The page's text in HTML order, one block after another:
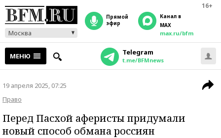
16+
Москва
прямой
эфир
Канал в
MAX
max.ru/bfm
МЕНЮ Telegram
t.me/BFMnews
19 апреля 2025, 07:25
Право
Перед Пасхой аферисты придумали
новый способ обмана россиян